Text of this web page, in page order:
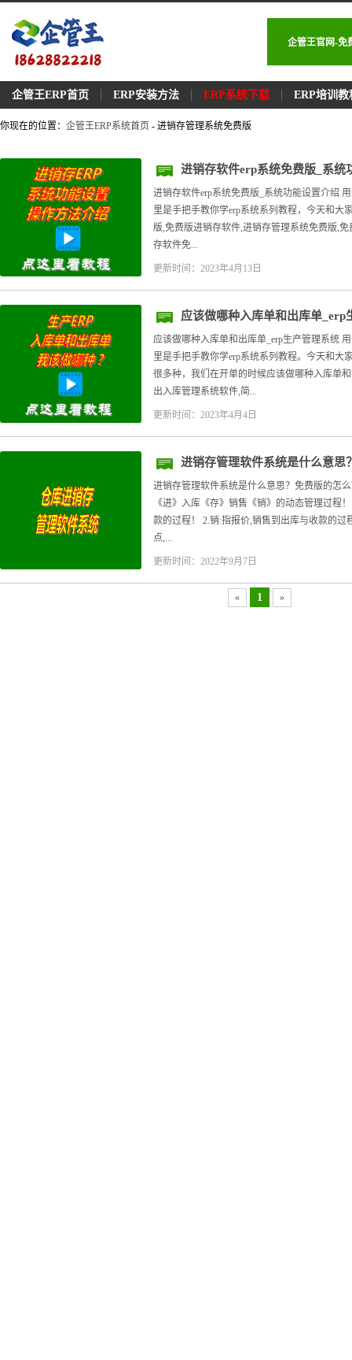
企管王官网-免
企管王ERP首页 ERP安装方法 ERP系统下载 ERP培训教
你现在的位置： 企管王ERP系统首页 - 进销存管理系统免费版
进销存软件erp系统免费版_系统
进销存软件erp系统免费版_系统功能设置介绍
里是手把手教你学erp系统系列教程，今天和大
版,免费版进销存软件,进销存管理系统免费版,
存软件免...
更新时间：2023年4月13日
应该做哪种入库单和出库单_erp
应该做哪种入库单和出库单_erp生产管理系统
里是手把手教你学erp系统系列教程。今天和大
很多种，我们在开单的时候应该做哪种入库单
出入库管理系统软件,简...
更新时间：2023年4月4日
进销存管理软件系统是什么意思
进销存管理软件系统是什么意思？免费版的怎
《进》入库《存》销售《销》的动态管理过程
款的过程！ 2.销:指报价,销售到出库与收款的过
点,...
更新时间：2022年9月7日
« 1 »